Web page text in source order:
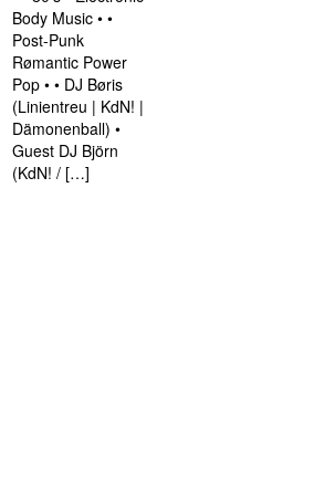
Body Music • •
Post-Punk
Rømantic Power
Pop • • DJ Børis
(Linientreu | KdN! |
Dämonenball) •
Guest DJ Björn
(KdN! / […]